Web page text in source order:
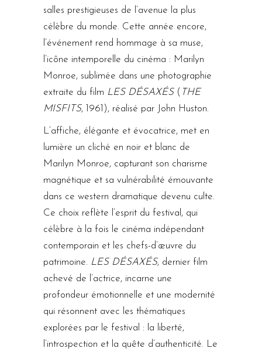
salles prestigieuses de l’avenue la plus
célèbre du monde. Cette année encore,
l’événement rend hommage à sa muse,
l’icône intemporelle du cinéma : Marilyn
Monroe, sublimée dans une photographie
extraite du film LES DÉSAXÉS ( THE
MISFITS, 1961), réalisé par John Huston.
L’affiche, élégante et évocatrice, met en
lumière un cliché en noir et blanc de
Marilyn Monroe, capturant son charisme
magnétique et sa vulnérabilité émouvante
dans ce western dramatique devenu culte.
Ce choix reflète l’esprit du festival, qui
célèbre à la fois le cinéma indépendant
contemporain et les chefs-d’œuvre du
patrimoine. LES DÉSAXÉS, dernier film
achevé de l’actrice, incarne une
profondeur émotionnelle et une modernité
qui résonnent avec les thématiques
explorées par le festival : la liberté,
l’introspection et la quête d’authenticité. Le